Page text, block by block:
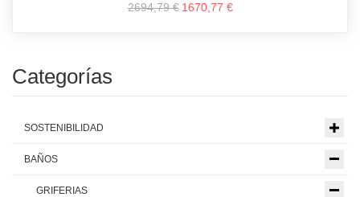
2694,79 € 1670,77 €
Categorías
SOSTENIBILIDAD
BAÑOS
GRIFERIAS